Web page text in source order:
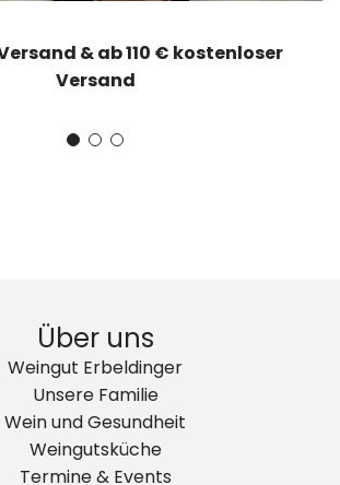
& ab 110 € kostenloser
Versand
Über uns
Weingut Erbeldinger
Unsere Familie
Wein und Gesundheit
Weingutsküche
Termine & Events